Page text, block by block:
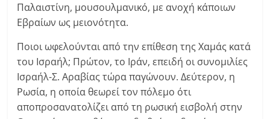
Παλαιστίνη, μουσουλμανικό, με ανοχή κάποιων
Εβραίων ως μειονότητα.
Ποιοι ωφελούνται από την επίθεση της Χαμάς κατά
του Ισραήλ; Πρώτον, το Ιράν, επειδή οι συνομιλίες
Ισραήλ-Σ. Αραβίας τώρα παγώνουν. Δεύτερον, η
Ρωσία, η οποία θεωρεί τον πόλεμο ότι
αποπροσανατολίζει από τη ρωσική εισβολή στην